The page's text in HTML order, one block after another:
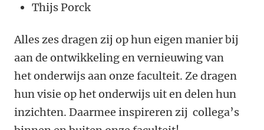
Thijs Porck
Alles zes dragen zij op hun eigen manier bij
aan de ontwikkeling en vernieuwing van
het onderwijs aan onze faculteit. Ze dragen
hun visie op het onderwijs uit en delen hun
inzichten. Daarmee inspireren zij collega’s